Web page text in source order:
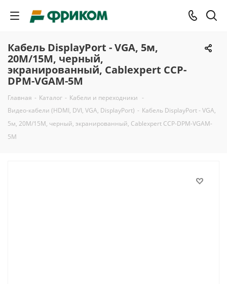
Кабель DisplayPort - VGA, 5м,
20M/15M, черный,
экранированный, Cablexpert CCP-
DPM-VGAM-5M
Главная - Каталог - Кабели и переходники -
Видео-кабели (HDMI, DVI, VGA, DisplayPort) - Кабель DisplayPort - VGA,
5м, 20M/15M, черный, экранированный, Cablexpert CCP-DPM-VGAM-
5M